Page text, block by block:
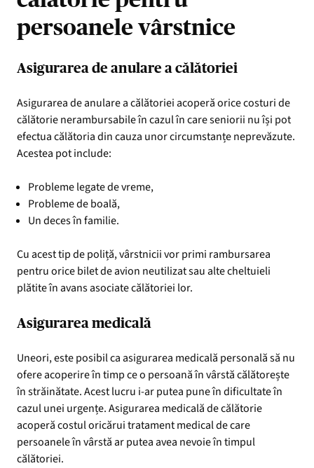
persoanele vârstnice
Asigurarea de anulare a călătoriei
Asigurarea de anulare a călătoriei acoperă orice costuri de
călătorie nerambursabile în cazul în care seniorii nu își pot
efectua călătoria din cauza unor circumstanțe neprevăzute.
Acestea pot include:
Probleme legate de vreme,
Probleme de boală,
Un deces în familie.
Cu acest tip de poliță, vârstnicii vor primi rambursarea
pentru orice bilet de avion neutilizat sau alte cheltuieli
plătite în avans asociate călătoriei lor.
Asigurarea medicală
Uneori, este posibil ca asigurarea medicală personală să nu
ofere acoperire în timp ce o persoană în vârstă călătorește
în străinătate. Acest lucru i-ar putea pune în dificultate în
cazul unei urgențe. Asigurarea medicală de călătorie
acoperă costul oricărui tratament medical de care
persoanele în vârstă ar putea avea nevoie în timpul
călătoriei.